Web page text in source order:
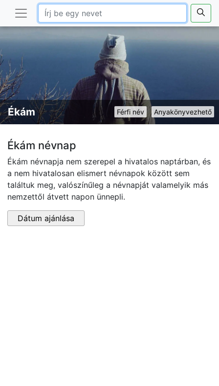
Anyakönyvezhető
Férfi név
Ékám
Ékám névnap
Ékám névnapja nem szerepel a hivatalos naptárban, és
a nem hivatalosan elismert névnapok között sem
találtuk meg, valószínűleg a névnapját valamelyik más
nemzettől átvett napon ünnepli.
Dátum ajánlása